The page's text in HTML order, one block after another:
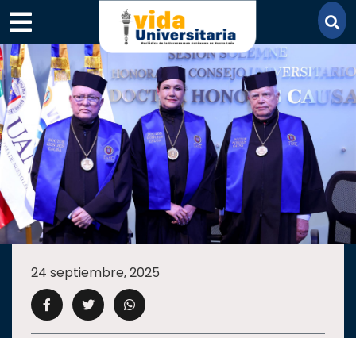
×
SECCIONES
ACADEMIA
CAMPUS UANL
24 septiembre, 2025